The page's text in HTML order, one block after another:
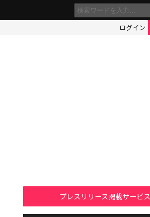
ログイン
プレスリリース掲載サービス